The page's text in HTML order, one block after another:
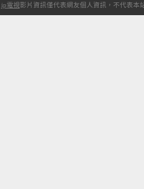
ip電視影片資訊僅代表網友個人資訊，不代表本